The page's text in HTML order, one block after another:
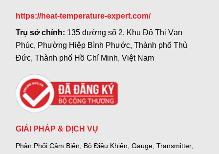
https://heat-temperature-expert.com/
Trụ sở chính: 135 đường số 2, Khu Đô Thị Vạn
Phúc, Phường Hiệp Bình Phước, Thành phố Thủ
Đức, Thành phố Hồ Chí Minh, Việt Nam
GIẢI PHÁP & DỊCH VỤ
Phân Phối Cảm Biến, Bộ Điều Khiển, Gauge, Transmitter,